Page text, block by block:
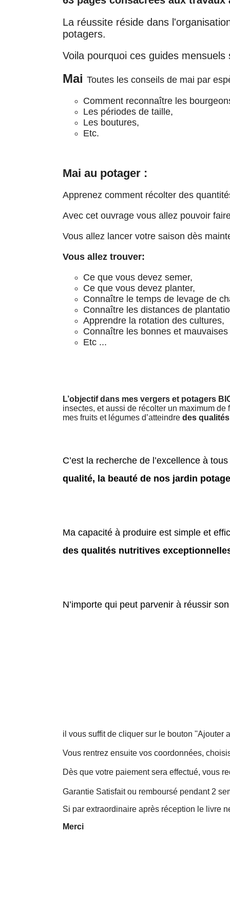
La réussite réside dans
potagers.
Voila pourquoi ces guides
Mai Toutes les conseils de mai par
Comment reconnaître les
Les périodes de taille,
Les boutures,
Etc.
Mai au potager :
Apprenez comment récolter des
Avec cet ouvrage vous allez pouvoir
Vous allez lancer votre saison dès
Vous allez trouver:
Ce que vous devez semer,
Ce que vous devez planter,
Connaître le temps de levage de
Connaître les distances de
Apprendre la rotation des cultures,
Connaître les bonnes et
Etc ...
L’objectif dans mes vergers et potagers
insectes, et aussi de récolter un maximum
mes fruits et légumes d’atteindre des
C’est la recherche de l’excellence à
qualité, la beauté de nos jardin
Ma capacité à produire est simple et
des qualités nutritives
N’importe qui peut parvenir à réussir
il vous suffit de cliquer sur le bouton ''Ajouter
Vous rentrez ensuite vos coordonnées,
Dès que votre paiement sera effectué, vous
Garantie Satisfait ou remboursé pendant 2
Si par extraordinaire après réception le livre
Merci